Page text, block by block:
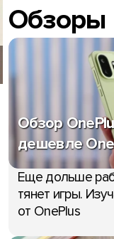
Обзоры
Обзор
дешевле
Еще дольше
тянет игры.
от OnePlus